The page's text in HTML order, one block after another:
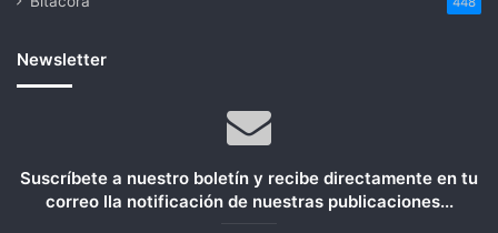
Newsletter
Suscríbete a nuestro boletín y recibe directamente en tu
correo lla notificación de nuestras publicaciones...